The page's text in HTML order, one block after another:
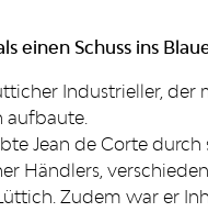
einen Schuss ins
Industrieller,
aufbaute.
Jean de Corte
Händlers,
Zudem war er